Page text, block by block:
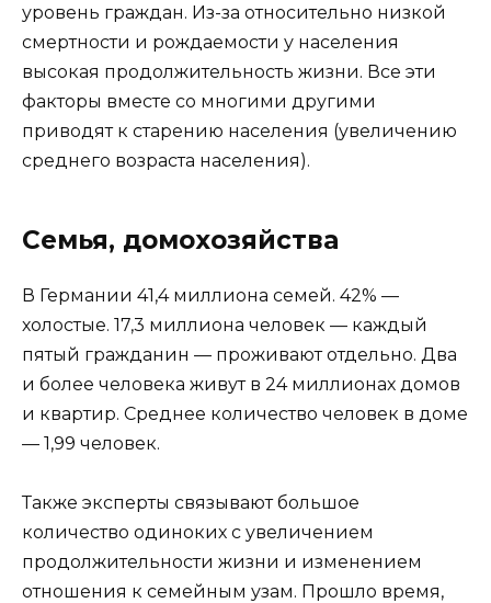
уровень граждан. Из-за относительно низкой
смертности и рождаемости у населения
высокая продолжительность жизни. Все эти
факторы вместе со многими другими
приводят к старению населения (увеличению
среднего возраста населения).
Семья, домохозяйства
В Германии 41,4 миллиона семей. 42% —
холостые. 17,3 миллиона человек — каждый
пятый гражданин — проживают отдельно. Два
и более человека живут в 24 миллионах домов
и квартир. Среднее количество человек в доме
— 1,99 человек.
Также эксперты связывают большое
количество одиноких с увеличением
продолжительности жизни и изменением
отношения к семейным узам. Прошло время,